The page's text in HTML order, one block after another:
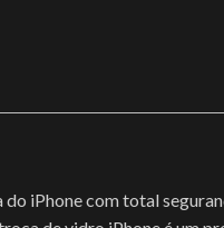
iPhone com total